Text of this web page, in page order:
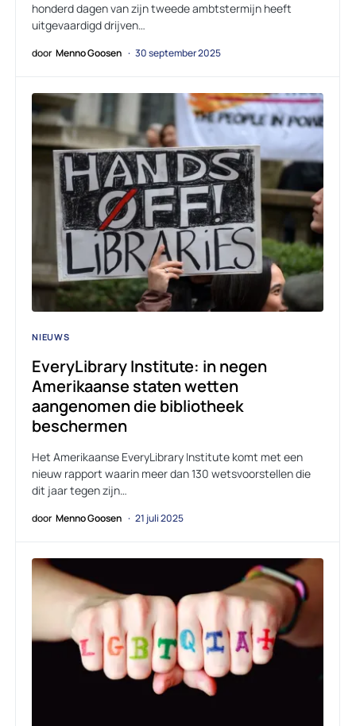
honderd dagen van zijn tweede ambtstermijn heeft
uitgevaardigd drijven…
door Menno Goosen 30 september 2025
NIEUWS
EveryLibrary Institute: in negen
Amerikaanse staten wetten
aangenomen die bibliotheek
beschermen
Het Amerikaanse EveryLibrary Institute komt met een
nieuw rapport waarin meer dan 130 wetsvoorstellen die
dit jaar tegen zijn…
door Menno Goosen 21 juli 2025